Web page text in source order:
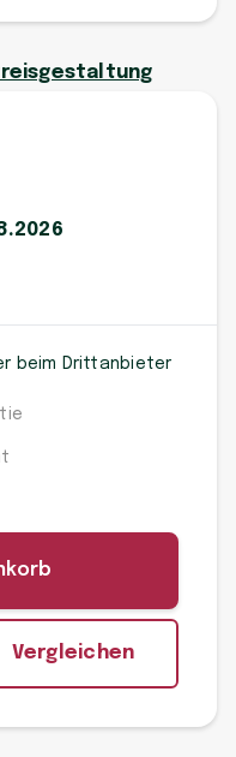
beim Drittanbieter
Vergleichen